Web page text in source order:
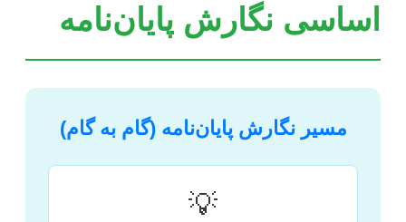
نگارش پایان‌نامه
مسیر نگارش پایان‌نامه (گام به گام)
💡